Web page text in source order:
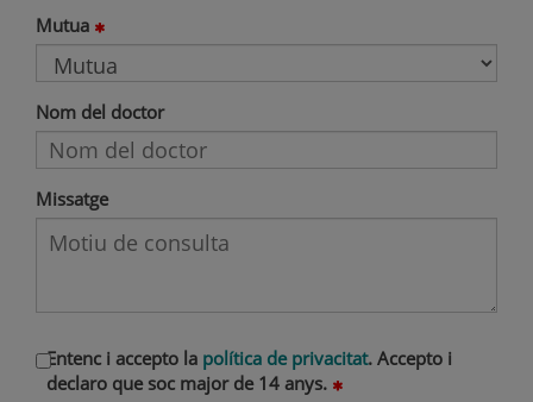
Mutua
Nom del doctor
Missatge
Entenc i accepto la política de privacitat. Accepto i
declaro que soc major de 14 anys.